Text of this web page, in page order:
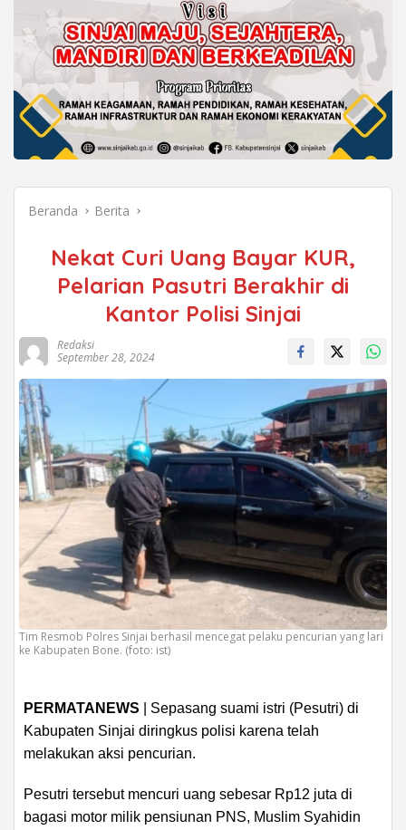
Beranda Berita
Nekat Curi Uang Bayar KUR,
Pelarian Pasutri Berakhir di
Kantor Polisi Sinjai
Redaksi
September 28, 2024
Tim Resmob Polres Sinjai berhasil mencegat pelaku pencurian yang lari
ke Kabupaten Bone. (foto: ist)
PERMATANEWS | Sepasang suami istri (Pesutri) di
Kabupaten Sinjai diringkus polisi karena telah
melakukan aksi pencurian.
Pesutri tersebut mencuri uang sebesar Rp12 juta di
bagasi motor milik pensiunan PNS, Muslim Syahidin